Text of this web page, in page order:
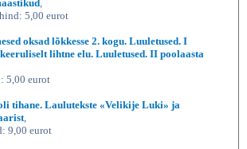
,
5,00 eurot
oksad lõkkesse 2. kogu. Luuletused. I
lihtne elu. Luuletused. II poolaasta
5,00 eurot
tihane. Laulutekste «Velikije Luki» ja
,
9,00 eurot